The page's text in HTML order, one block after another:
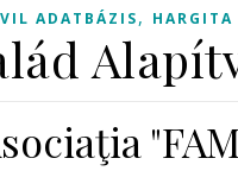
ADATBÁZIS, HARGITA